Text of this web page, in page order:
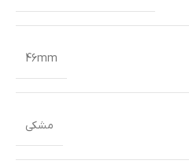
46mm
مشکی